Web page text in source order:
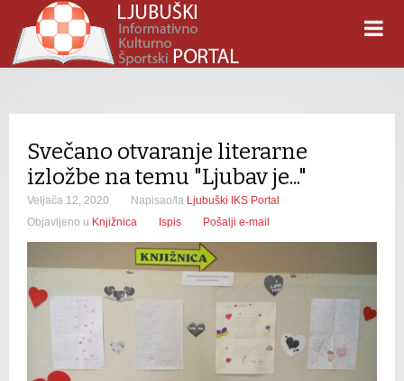
Svečano otvaranje literarne
izložbe na temu "Ljubav je..."
Veljača 12, 2020 Napisao/la Ljubuški IKS Portal
Objavljeno u Knjižnica Ispis Pošalji e-mail